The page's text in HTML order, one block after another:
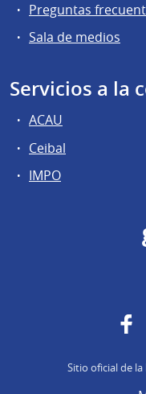
Preguntas
Sala de medios
Servicios a la
ACAU
Ceibal
IMPO
Sitio oficial de